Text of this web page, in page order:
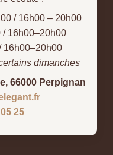
/ 16h00 – 20h00
/ 16h00–20h00
16h00–20h00
dimanches
66000 Perpignan
25